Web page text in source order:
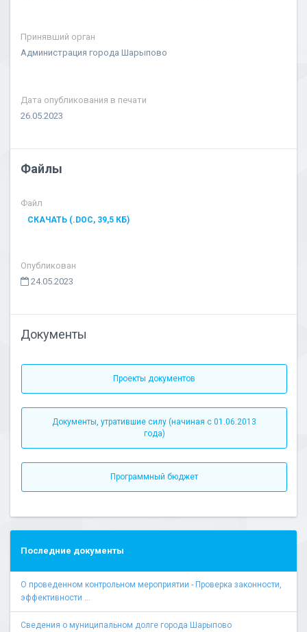
Принявший орган
Администрация города Шарыпово
Дата опубликования в печати
26.05.2023
Файлы
Файл
СКАЧАТЬ (.DOC, 39,5 КБ)
Опубликован
24.05.2023
Документы
Проекты документов
Документы, утратившие силу (начиная с 01.06.2013
года)
Программный бюджет
Последние документы
О проведенном контрольном мероприятии - Проверка законности,
эффективности ...
Сведения о муниципальном долге города Шарыпово